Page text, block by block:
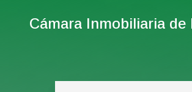
Cámara Inmobiliaria de